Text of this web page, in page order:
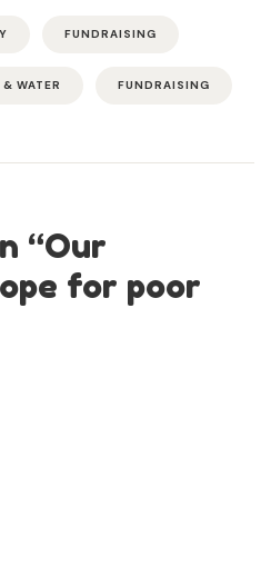
FUNDRAISING
WATER FUNDRAISING
“Our
for poor